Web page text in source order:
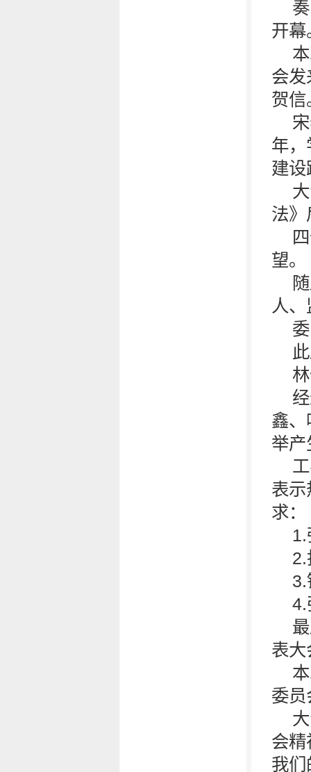
开幕
会发
贺信
年，
建设
法》
望。
人
鑫、
举产
表示
求：
1.
2.
3.
4.
表大
委员
会精
我们